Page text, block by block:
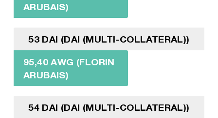
ARUBAIS)
53 DAI (DAI (MULTI-COLLATERAL))
95,40 AWG (FLORIN
ARUBAIS)
54 DAI (DAI (MULTI-COLLATERAL))